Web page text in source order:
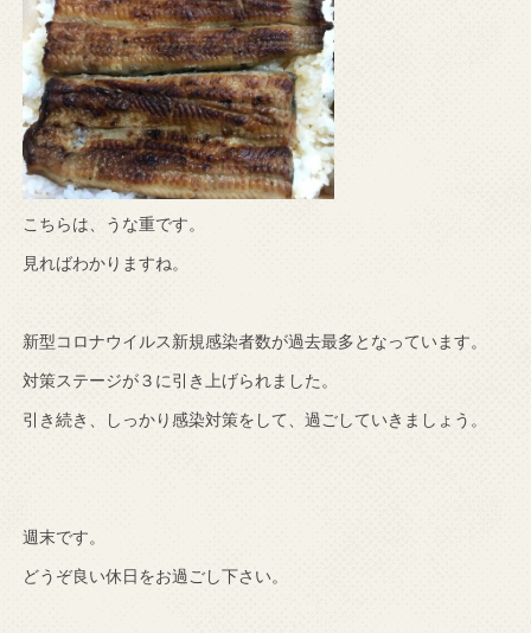
こちらは、うな重です。
見ればわかりますね。
新型コロナウイルス新規感染者数が過去最多となっています。
対策ステージが３に引き上げられました。
引き続き、しっかり感染対策をして、過ごしていきましょう。
週末です。
どうぞ良い休日をお過ごし下さい。